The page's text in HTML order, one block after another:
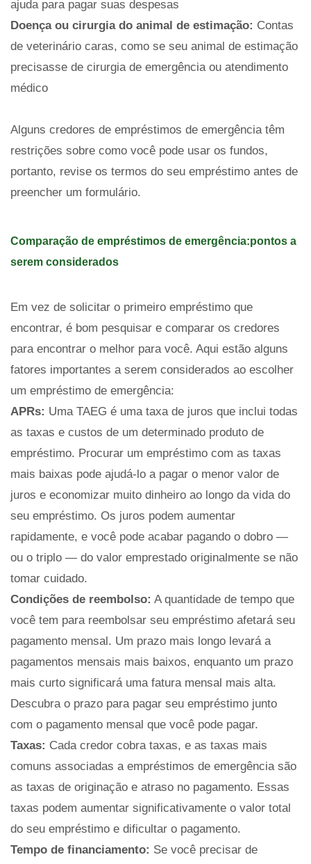
ajuda para pagar suas despesas
Doença ou cirurgia do animal de estimação: Contas
de veterinário caras, como se seu animal de estimação
precisasse de cirurgia de emergência ou atendimento
médico
Alguns credores de empréstimos de emergência têm
restrições sobre como você pode usar os fundos,
portanto, revise os termos do seu empréstimo antes de
preencher um formulário.
Comparação de empréstimos de emergência:pontos a
serem considerados
Em vez de solicitar o primeiro empréstimo que
encontrar, é bom pesquisar e comparar os credores
para encontrar o melhor para você. Aqui estão alguns
fatores importantes a serem considerados ao escolher
um empréstimo de emergência:
APRs: Uma TAEG é uma taxa de juros que inclui todas
as taxas e custos de um determinado produto de
empréstimo. Procurar um empréstimo com as taxas
mais baixas pode ajudá-lo a pagar o menor valor de
juros e economizar muito dinheiro ao longo da vida do
seu empréstimo. Os juros podem aumentar
rapidamente, e você pode acabar pagando o dobro —
ou o triplo — do valor emprestado originalmente se não
tomar cuidado.
Condições de reembolso: A quantidade de tempo que
você tem para reembolsar seu empréstimo afetará seu
pagamento mensal. Um prazo mais longo levará a
pagamentos mensais mais baixos, enquanto um prazo
mais curto significará uma fatura mensal mais alta.
Descubra o prazo para pagar seu empréstimo junto
com o pagamento mensal que você pode pagar.
Taxas: Cada credor cobra taxas, e as taxas mais
comuns associadas a empréstimos de emergência são
as taxas de originação e atraso no pagamento. Essas
taxas podem aumentar significativamente o valor total
do seu empréstimo e dificultar o pagamento.
Tempo de financiamento: Se você precisar de